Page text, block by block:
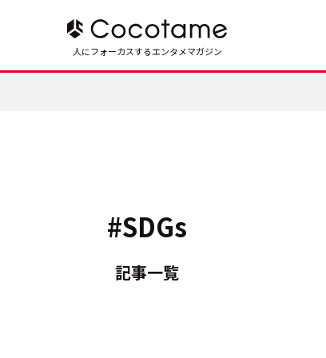
人にフォーカスするエンタメマガジン
#SDGs
記事一覧